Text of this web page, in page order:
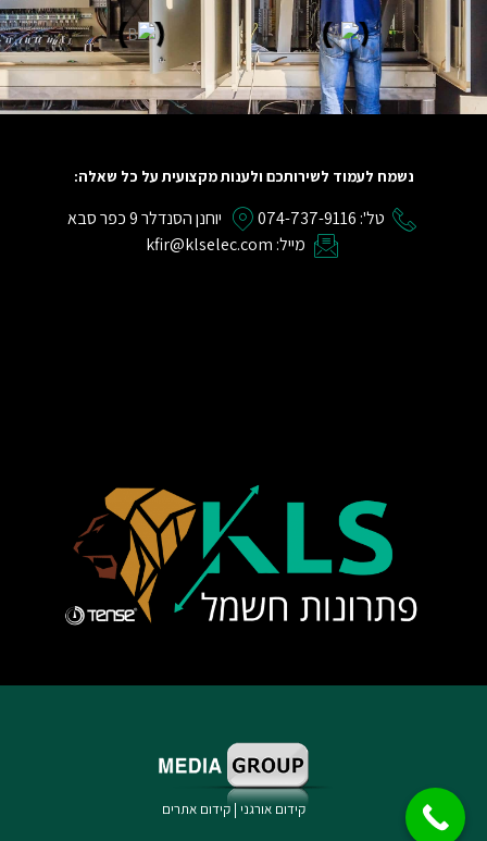
נשמח לעמוד לשירותכם ולענות מקצועית על כל שאלה:
טל': 074-737-9116
יוחנן הסנדלר 9 כפר סבא
מייל: kfir@klselec.com
קידום אורגני | קידום אתרים